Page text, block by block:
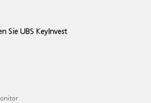
Sie UBS KeyInvest